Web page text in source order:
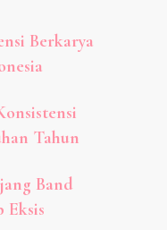
Berkarya
Tahun
Band
Eksis